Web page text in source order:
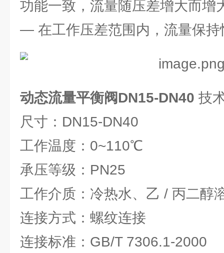
功能一致，流量随压差增大而增
— 在工作压差范围内，流量保持
动态流量平衡阀DN15-DN40 技
尺寸：DN15-DN40
工作温度：0~110℃
承压等级：PN25
工作介质：冷热水、乙 / 丙二醇
连接方式：螺纹连接
连接标准：GB/T 7306.1-2000